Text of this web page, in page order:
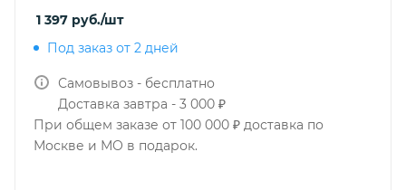
1 397 руб./шт
Под заказ от 2 дней
Самовывоз - бесплатно
Доставка завтра - 3 000 ₽
При общем заказе от 100 000 ₽ доставка по
Москве и МО в подарок.